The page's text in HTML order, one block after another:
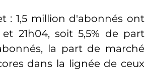
: 1,5 million d'abonnés ont
21h04, soit 5,5% de part
la part de marché
dans la lignée de ceux